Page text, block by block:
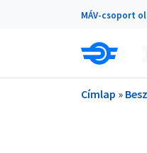
Ugrás a tartalomra
MÁV-csoport
Morzsa
Címlap